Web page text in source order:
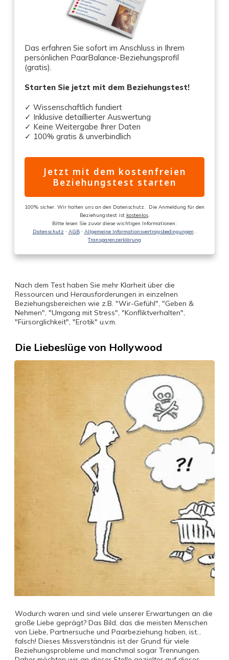
Das erfahren Sie sofort im Anschluss in Ihrem
persönlichen PaarBalance-Beziehungsprofil
(gratis).
Starten Sie jetzt mit dem Beziehungstest!
✓ Wissenschaftlich fundiert
✓ Inklusive detaillierter Auswertung
✓ Keine Weitergabe Ihrer Daten
✓ 100% gratis & unverbindlich
Jetzt mit dem kostenfreien
Beziehungstest starten
100% sicher. Wir halten uns an den Datenschutz. Die Anmeldung für den
Beziehungstest ist kostenlos.
Bitte lesen Sie zuvor diese wichtigen Informationen:
Datenschutz ᐧ AGBᐧ Allgemeine Informationsvertragsbedingungen .
Transparenzerklärung
Nach dem Test haben Sie mehr Klarheit über die
Ressourcen und Herausforderungen in einzelnen
Beziehungsbereichen wie z.B. "Wir-Gefühl", "Geben &
Nehmen", "Umgang mit Stress", "Konfliktverhalten",
"Fürsorglichkeit", "Erotik" u.v.m.
Die Liebeslüge von Hollywood
Wodurch waren und sind viele unserer Erwartungen an die
große Liebe geprägt? Das Bild, das die meisten Menschen
von Liebe, Partnersuche und Paarbeziehung haben, ist...
falsch! Dieses Missverständnis ist der Grund für viele
Beziehungsprobleme und manchmal sogar Trennungen.